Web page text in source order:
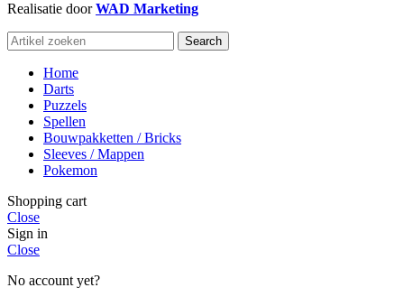
Realisatie doorWAD Marketing
Search
Home
Darts
Puzzels
Spellen
Bouwpakketten / Bricks
Sleeves / Mappen
Pokemon
Shopping cart
Close
Sign in
Close
No account yet?